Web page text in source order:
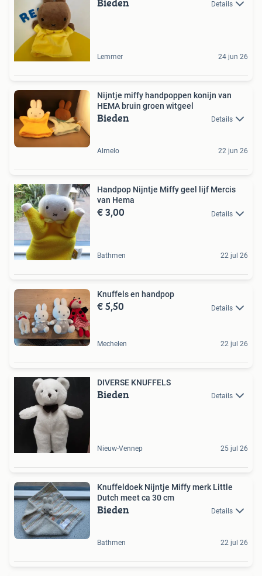
Details
Lemmer 24 jun 26
Nijntje miffy handpoppen konijn van
HEMA bruin groen witgeel
Bieden Details
Almelo 22 jun 26
Handpop Nijntje Miffy geel lijf Mercis
van Hema
€ 3,00 Details
Bathmen 22 jul 26
Knuffels en handpop
€ 5,50 Details
Mechelen 22 jul 26
DIVERSE KNUFFELS
Bieden Details
Nieuw-Vennep 25 jul 26
Knuffeldoek Nijntje Miffy merk Little
Dutch meet ca 30 cm
Bieden Details
Bathmen 22 jul 26